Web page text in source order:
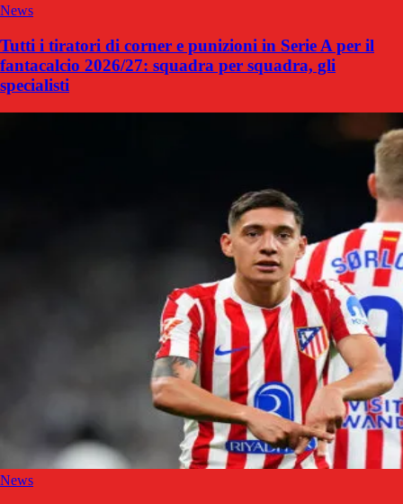
News
Tutti i tiratori di corner e punizioni in Serie A per il
fantacalcio 2026/27: squadra per squadra, gli
specialisti
News